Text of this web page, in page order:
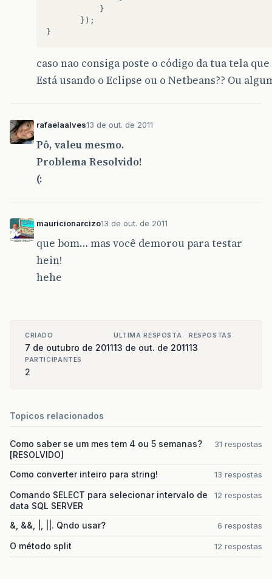
}
});
}
caso nao consiga poste o código da tua tela
Está usando o Eclipse ou o Netbeans?? Ou
rafaelaalves13 de out. de 2011
Pô, valeu mesmo.
Problema Resolvido!
(:
mauricionarcizo13 de out. de 2011
que bom… mas você demorou para testar
hein!
hehe
CRIADO
7 de outubro de 2011
ULTIMA RESPOSTA
13 de out. de 2011
RESPOSTAS
13
PARTICIPANTES
2
Topicos relacionados
Como saber se um mes tem 4 ou 5 semanas?
[RESOLVIDO]
31 respostas
Como converter inteiro para string! 13 respostas
Comando SELECT para selecionar intervalo de
data SQL SERVER
12 respostas
&, &&, |, ||. Qndo usar? 6 respostas
O método split 12 respostas